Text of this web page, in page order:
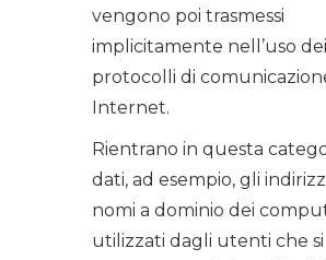
vengono poi trasmessi
implicitamente nell’uso dei
protocolli di
Internet.
Rientrano in questa
dati, ad esempio, gli
nomi a dominio dei
utilizzati dagli utenti che si